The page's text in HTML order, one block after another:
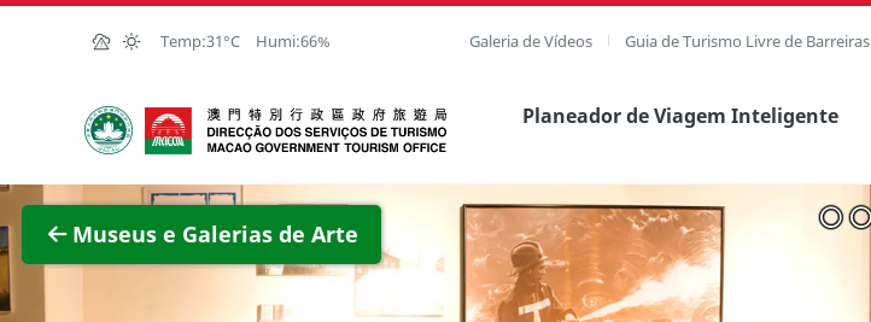
Ir para o conteúdo principal
Temp:31°C Humi:66% Galeria de Vídeos Guia de Turismo Livre de Barreiras
Direcção dos Serviços de Turismo Planeador de Viagem Inteligente
Museus e Galerias de Arte
Ver imagem completa